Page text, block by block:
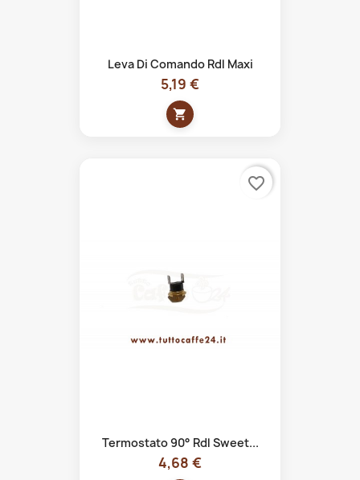
Leva Di Comando Rdl Maxi
5,19 €
shopping_cart
Termostato 90° Rdl Sweet...
4,68 €
favorite_border